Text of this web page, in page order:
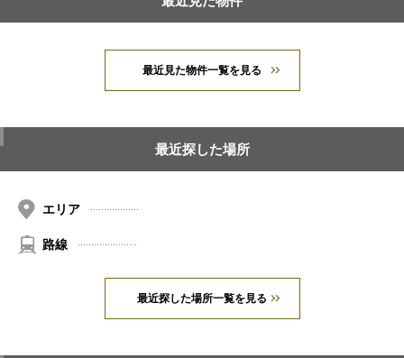
最近見た物件一覧を見る
最近探した場所
エリア
路線
最近探した場所一覧を見る